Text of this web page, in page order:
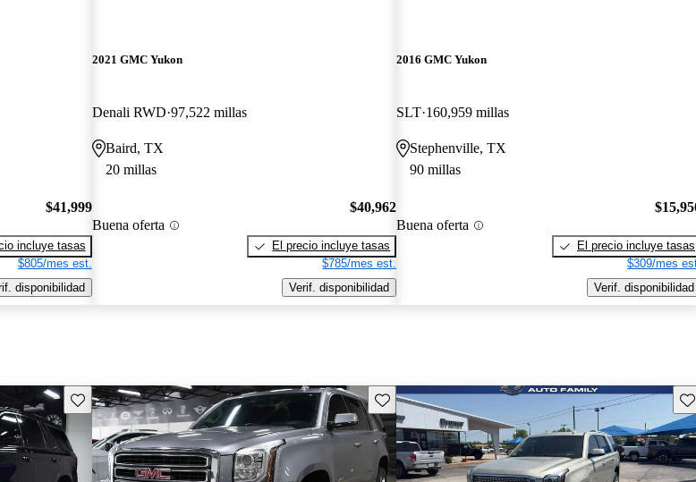
$41,999
incluye tasas
$805/mes est.
disponibilidad
2021 GMC Yukon
Denali RWD 97,522 millas
Baird, TX
20 millas
Buena oferta
$40,962
El precio incluye tasas
$785/mes est.
Verif. disponibilidad
2016 GMC Yukon
SLT 160,959 millas
Stephenville, TX
90 millas
Buena oferta
El precio incluye tasas
$309/mes
Verif. disponibilidad
Guarda este Aviso Guarda este Aviso